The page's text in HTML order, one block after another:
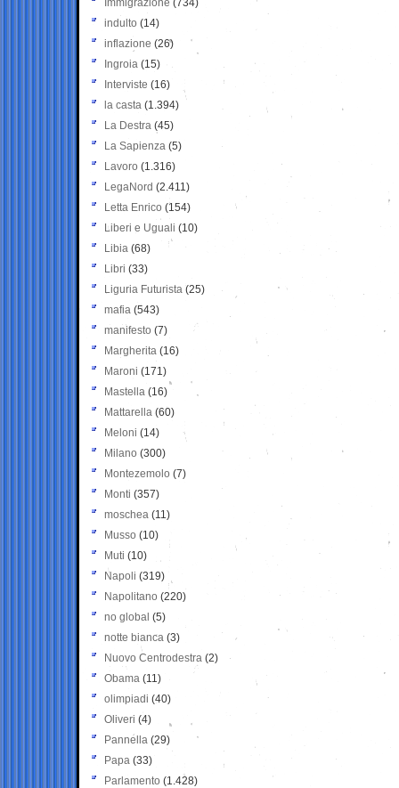
Immigrazione (734)
indulto (14)
inflazione (26)
Ingroia (15)
Interviste (16)
la casta (1.394)
La Destra (45)
La Sapienza (5)
Lavoro (1.316)
LegaNord (2.411)
Letta Enrico (154)
Liberi e Uguali (10)
Libia (68)
Libri (33)
Liguria Futurista (25)
mafia (543)
manifesto (7)
Margherita (16)
Maroni (171)
Mastella (16)
Mattarella (60)
Meloni (14)
Milano (300)
Montezemolo (7)
Monti (357)
moschea (11)
Musso (10)
Muti (10)
Napoli (319)
Napolitano (220)
no global (5)
notte bianca (3)
Nuovo Centrodestra (2)
Obama (11)
olimpiadi (40)
Oliveri (4)
Pannella (29)
Papa (33)
Parlamento (1.428)